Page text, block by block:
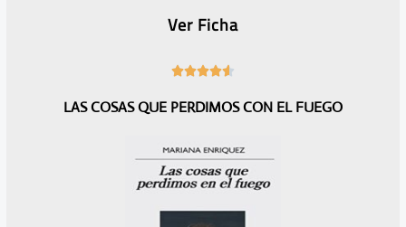
Ver Ficha

6
LAS COSAS QUE PERDIMOS CON EL FUEGO